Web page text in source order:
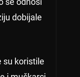
dobijale
su koristile